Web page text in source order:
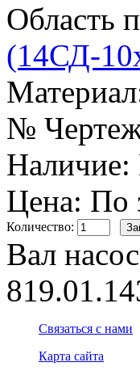
Область
(14СД-
№
Наличие:
Цена: По
Количество:
Вал
Связаться с нами
Карта сайта